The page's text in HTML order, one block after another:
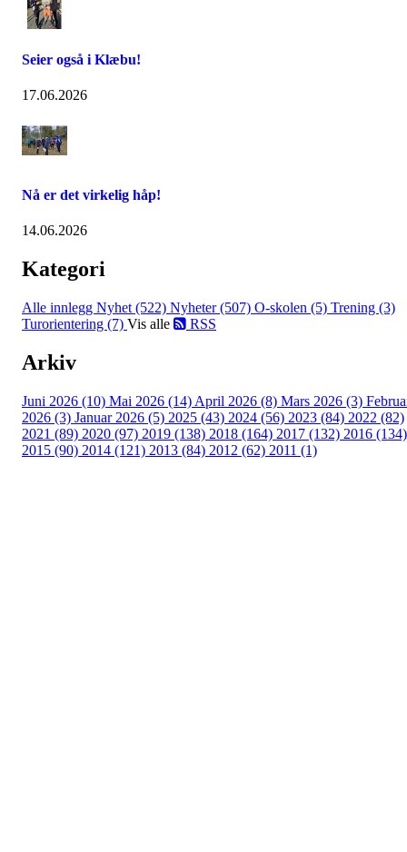
Seier også i Klæbu!
17.06.2026
Nå er det virkelig håp!
14.06.2026
Kategori
Alle innlegg Nyhet (522) Nyheter (507) O-skolen (5) Trening (3)
Turorientering (7) Vis alle RSS
Arkiv
Juni 2026 (10) Mai 2026 (14) April 2026 (8) Mars 2026 (3)
2026 (3) Januar 2026 (5) 2025 (43) 2024 (56) 2023 (84) 2022 (82)
2021 (89) 2020 (97) 2019 (138) 2018 (164) 2017 (132) 2016 (134)
2015 (90) 2014 (121) 2013 (84) 2012 (62) 2011 (1)